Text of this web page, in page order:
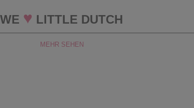
WE ♥ LITTLE DUTCH
MEHR SEHEN